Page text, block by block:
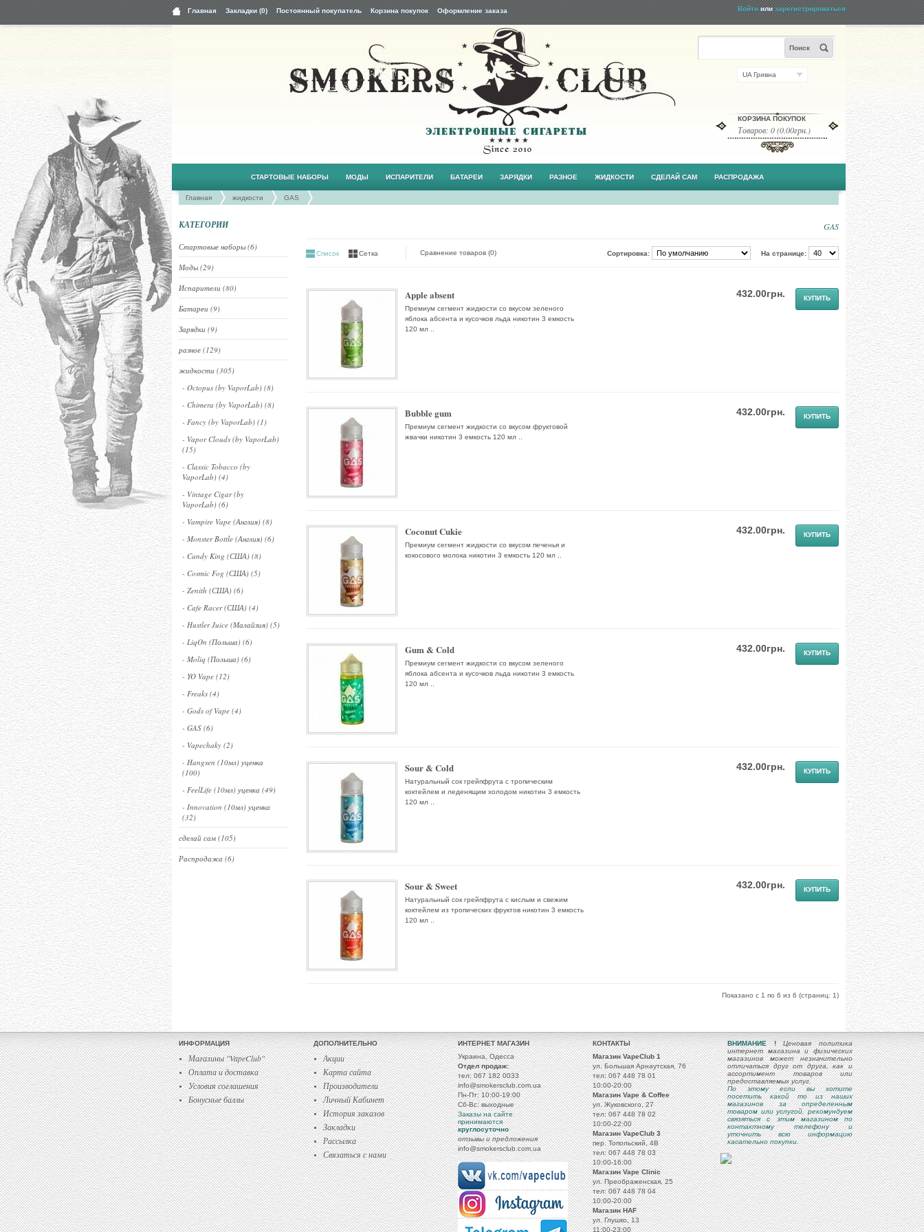
Главная Закладки (0) Постоянный покупатель Корзина покупок Оформление заказа Войтиилизарегистрироваться
UA Гривна
КОРЗИНА ПОКУПОК
Товаров: 0 (0.00грн.)
Поиск
СТАРТОВЫЕ НАБОРЫ МОДЫ ИСПАРИТЕЛИ БАТАРЕИ ЗАРЯДКИ РАЗНОЕ ЖИДКОСТИ СДЕЛАЙ САМ РАСПРОДАЖА
Главная жидкости GAS
КАТЕГОРИИ
Стартовые наборы (6)
Моды (29)
Испарители (80)
Батареи (9)
Зарядки (9)
разное (129)
жидкости (305)
- Octopus (by VaporLab) (8)
- Chimera (by VaporLab) (8)
- Fancy (by VaporLab) (1)
- Vapor Clouds (by VaporLab)
(15)
- Classic Tobacco (by
VaporLab) (4)
- Vintage Cigar (by
VaporLab) (6)
- Vampire Vape (Англия) (8)
- Monster Bottle (Англия) (6)
- Candy King (США) (8)
- Cosmic Fog (США) (5)
- Zenith (США) (6)
- Cafe Racer (США) (4)
- Hustler Juice (Малайзия) (5)
- LiqOn (Польша) (6)
- Moliq (Польша) (6)
- YO Vape (12)
- Freaks (4)
- Gods of Vape (4)
- GAS (6)
- Vapechaky (2)
- Hangsen (10мл) уценка
(100)
- FeelLife (10мл) уценка (49)
- Innovation (10мл) уценка
(32)
сделай сам (105)
Распродажа (6)
GAS
Список Сетка Сравнение товаров (0) На странице:
Сортировка:
432.00грн.
Apple absent
Премиум сегмент жидкости со вкусом зеленого
яблока абсента и кусочков льда никотин 3 емкость
120 мл ..
432.00грн.
Bubble gum
Премиум сегмент жидкости со вкусом фруктовой
жвачки никотин 3 емкость 120 мл ..
432.00грн.
Coconut Cukie
Премиум сегмент жидкости со вкусом печенья и
кокосового молока никотин 3 емкость 120 мл ..
432.00грн.
Gum & Cold
Премиум сегмент жидкости со вкусом зеленого
яблока абсента и кусочков льда никотин 3 емкость
120 мл ..
432.00грн.
Sour & Cold
Натуральный сок грейпфрута с тропическим
коктейлем и леденящим холодом никотин 3 емкость
120 мл ..
432.00грн.
Sour & Sweet
Натуральный сок грейпфрута с кислым и свежим
коктейлем из тропических фруктов никотин 3 емкость
120 мл ..
Показано с 1 по 6 из 6 (страниц: 1)
ИНФОРМАЦИЯ
Магазины "VapeClub"
Оплата и доставка
Условия соглашения
Бонусные баллы
ДОПОЛНИТЕЛЬНО
Акции
Карта сайта
Производители
Личный Кабинет
История заказов
Закладки
Рассылка
Связаться с нами
ИНТЕРНЕТ МАГАЗИН
Украина, Одесса
Отдел продаж:
тел: 067 182 0033
info@smokersclub.com.ua
Пн-Пт: 10:00-19:00
Сб-Вс: выходные
Заказы на сайте
принимаются
круглосуточно
отзывы и предложения
info@smokersclub.com.ua
КОНТАКТЫ
Магазин VapeClub 1
ул. Большая Арнаутская, 76
тел: 067 448 78 01
10:00-20:00
Магазин Vape & Coffee
ул. Жуковского, 27
тел: 067 448 78 02
10:00-22:00
Магазин VapeClub 3
пер. Топольский, 4B
тел: 067 448 78 03
10:00-16:00
Магазин Vape Clinic
ул. Преображенская, 25
тел: 067 448 78 04
10:00-20:00
Магазин HAF
ул. Глушко, 13
11:00-23:00
ВНИМАНИЕ !
Ценовая политика
интернет магазина и физических
магазинов может незначительно
отличаться друг от друга, как и
ассортимент товаров или
предоставляемых услуг.
По этому если вы хотите
посетить какой то из наших
магазинов за определенным
товаром или услугой, рекомундуем
связяться с этим магазином по
контактному телефону и
уточнить всю информацию
касательно покупки.